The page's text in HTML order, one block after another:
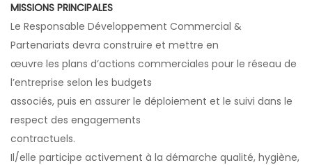
MISSIONS PRINCIPALES
Le Responsable Développement Commercial &
Partenariats devra construire et mettre en
œuvre les plans d’actions commerciales pour le réseau de
l’entreprise selon les budgets
associés, puis en assurer le déploiement et le suivi dans le
respect des engagements
contractuels.
Il/elle participe activement à la démarche qualité, hygiène,